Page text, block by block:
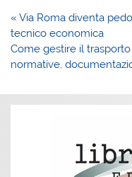
Navigazione
articoli
« Via Roma diventa
tecnico economica
Come gestire il
normative,